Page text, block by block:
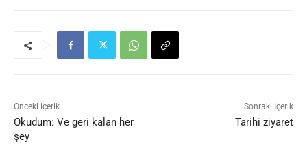
Önceki İçerik
Okudum: Ve geri kalan her
şey
Sonraki İçerik
Tarihi ziyaret